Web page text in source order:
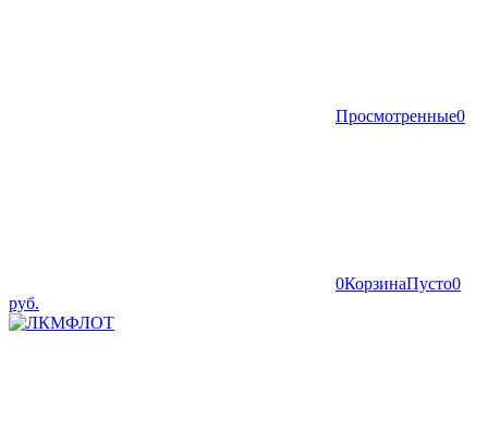
Просмотренные0
0КорзинаПусто0
руб.